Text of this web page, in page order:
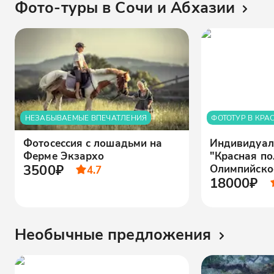
Фото-туры в Сочи и Абхазии
НЕЗАБЫВАЕМЫЕ ВПЕЧАТЛЕНИЯ
Фотосессия с лошадьми на
Ферме Экзархо
3500₽ 4.7
ФОТОТУР В
"Красная
18000₽
Необычные предложения